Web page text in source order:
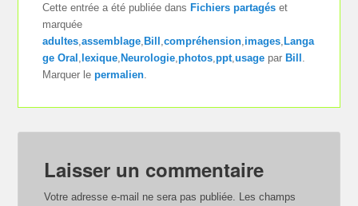
Cette entrée a été publiée dansFichiers partagés et
marquée
adultes ,assemblage ,Bill ,compréhension images ,Langa
ge Oral lexique ,Neurologie ,photos ,ppt ,usage parBill
Marquer lepermalien
Laisser un commentaire
Votre adresse e-mail ne sera pas publiée. Les champs